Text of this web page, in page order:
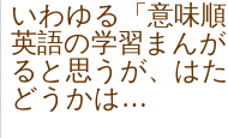
いわゆる「意味
英語の学習まん
ると思うが、は
どうかは…